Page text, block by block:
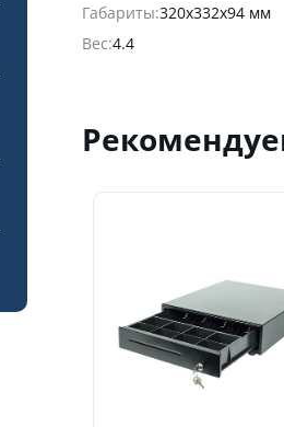
Габариты:320х332х94 мм
Вес:4.4